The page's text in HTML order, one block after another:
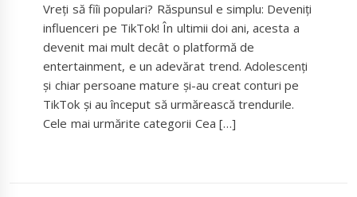
Vreți să fiîi populari? Răspunsul e simplu: Deveniți
influenceri pe TikTok! În ultimii doi ani, acesta a
devenit mai mult decât o platformă de
entertainment, e un adevărat trend. Adolescenți
și chiar persoane mature și-au creat conturi pe
TikTok și au început să urmărească trendurile.
Cele mai urmărite categorii Cea […]